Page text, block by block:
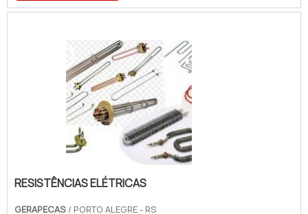
preparo de café, atendendo a diferentes
RESISTÊNCIAS ELÉTRICAS
GERAPECAS / PORTO ALEGRE - RS